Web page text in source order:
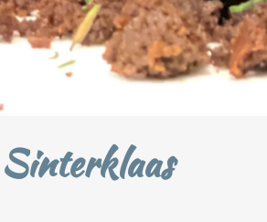
Sinterklaas